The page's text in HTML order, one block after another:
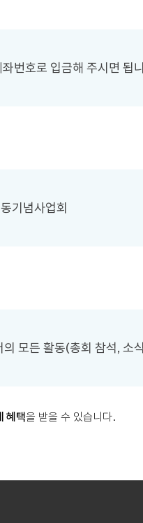
번호로 입금해 주시면 됩
기념사업회
모든 활동(총회 참석,
혜택을 받을 수 있습니다.